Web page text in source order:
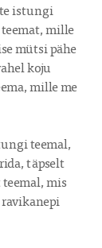
istungi
teemat, mille
mütsi pähe
koju
mille me
teemal,
täpselt
mis